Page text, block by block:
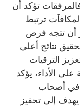
تؤكد أن
ترتبط
أن تتجه فرص
نتائج أعلى
الترقيات
على الأداء، يؤكد
في أصحاب
يهدف إلى تحفيز